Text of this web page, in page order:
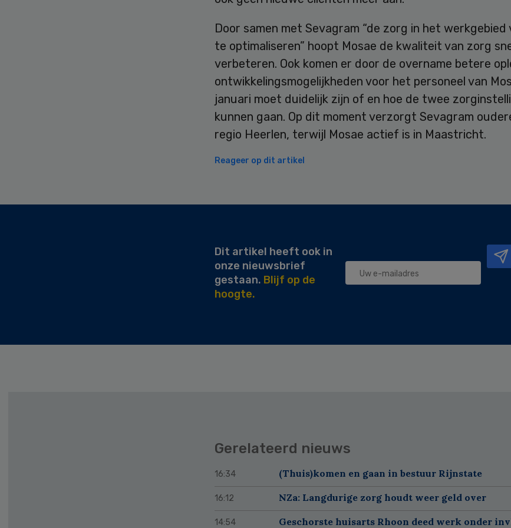
Door samen met Sevagram “de zorg in het werkgebied
te optimaliseren” hoopt Mosae de kwaliteit van zorg
verbeteren. Ook komen er door de overname betere
ontwikkelingsmogelijkheden voor het personeel van
januari moet duidelijk zijn of en hoe de twee
kunnen gaan. Op dit moment verzorgt Sevagram
regio Heerlen, terwijl Mosae actief is in Maastricht.
Reageer op dit artikel
Dit artikel heeft ook in
onze nieuwsbrief
gestaan. Blijf op de
hoogte.
Gerelateerd nieuws
16:34 (Thuis)komen en gaan in bestuur Rijnstate
16:12 NZa: Langdurige zorg houdt weer geld over
14:54
Geschorste huisarts Rhoon deed werk onder